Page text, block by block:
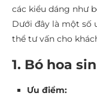
các kiểu dáng như
Dưới đây là một số
thể tư vấn cho
1. Bó hoa
Ưu điểm: